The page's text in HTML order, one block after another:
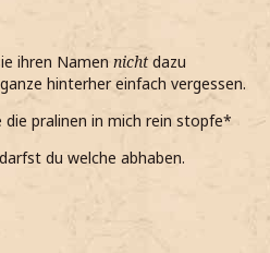
ihren Namen nicht dazu
hinterher einfach vergessen.
pralinen in mich rein stopfe*
du welche abhaben.